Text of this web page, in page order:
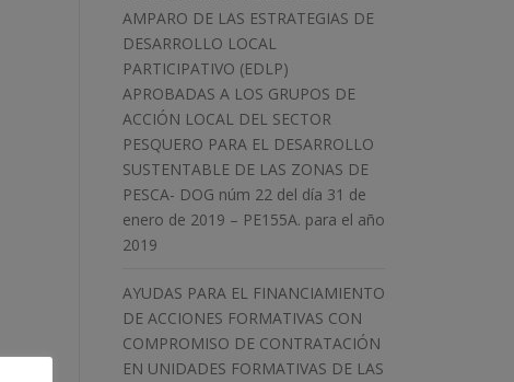
AMPARO DE LAS ESTRATEGIAS DE
DESARROLLO LOCAL
PARTICIPATIVO (EDLP)
APROBADAS A LOS GRUPOS DE
ACCIÓN LOCAL DEL SECTOR
PESQUERO PARA EL DESARROLLO
SUSTENTABLE DE LAS ZONAS DE
PESCA- DOG núm 22 del día 31 de
enero de 2019 – PE155A. para el año
2019
AYUDAS PARA EL FINANCIAMIENTO
DE ACCIONES FORMATIVAS CON
COMPROMISO DE CONTRATACIÓN
EN UNIDADES FORMATIVAS DE LAS